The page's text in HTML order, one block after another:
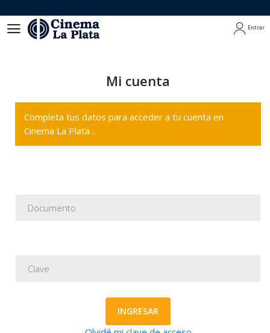
Entrar
Mi cuenta
Completa tus datos para acceder a tu cuenta en
Cinema La Plata .
INGRESAR